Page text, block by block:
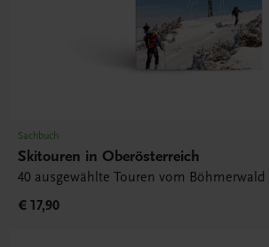
Sachbuch
Skitouren in Oberösterreich
40 ausgewählte Touren vom
€ 17,90